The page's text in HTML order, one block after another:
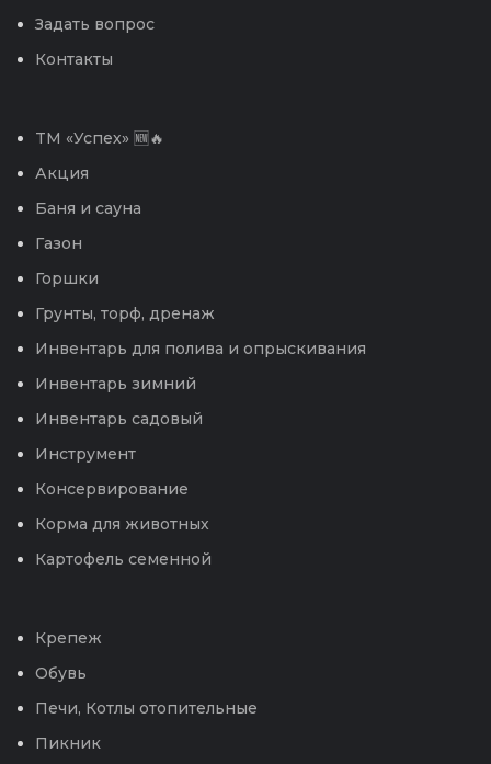
Задать вопрос
Контакты
TM «Успех» 🆕🔥
Акция
Баня и сауна
Газон
Горшки
Грунты, торф, дренаж
Инвентарь для полива и опрыскивания
Инвентарь зимний
Инвентарь садовый
Инструмент
Консервирование
Корма для животных
Картофель семенной
Крепеж
Обувь
Печи, Котлы отопительные
Пикник